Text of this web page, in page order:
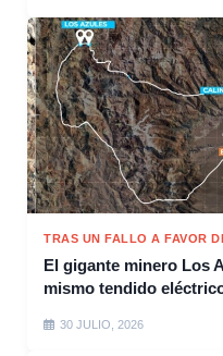
TRAS UN FALLO A FAVOR
El gigante minero Los
mismo tendido
30 JULIO, 2026